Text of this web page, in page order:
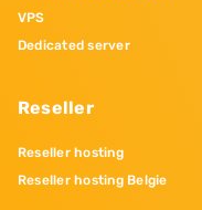
VPS
Dedicated server
Reseller
Reseller hosting
Reseller hosting Belgie